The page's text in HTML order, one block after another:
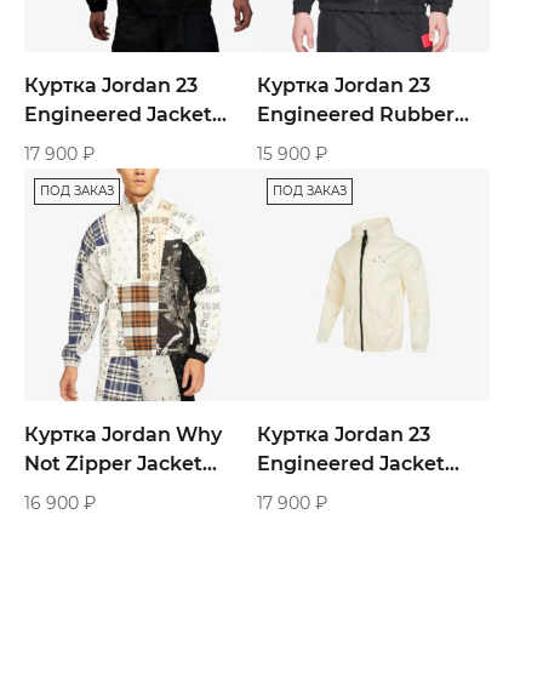
Куртка Jordan 23
Engineered Jacket
«Black»
17 900 ₽
Куртка Jordan 23
Engineered Rubber
Sports Jacket «Black»
15 900 ₽
ПОД ЗАКАЗ
Куртка Jordan Why
Not Zipper Jacket
«Multicolor»
16 900 ₽
ПОД ЗАКАЗ
Куртка Jordan 23
Engineered Jacket
«Beige»
17 900 ₽